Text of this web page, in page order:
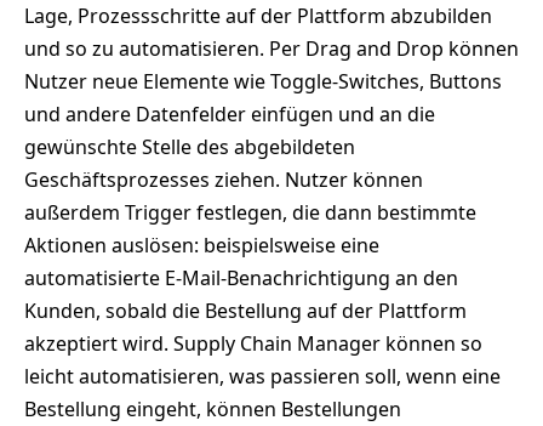
Lage, Prozessschritte auf der Plattform abzubilden
und so zu automatisieren. Per Drag and Drop können
Nutzer neue Elemente wie Toggle-Switches, Buttons
und andere Datenfelder einfügen und an die
gewünschte Stelle des abgebildeten
Geschäftsprozesses ziehen. Nutzer können
außerdem Trigger festlegen, die dann bestimmte
Aktionen auslösen: beispielsweise eine
automatisierte E-Mail-Benachrichtigung an den
Kunden, sobald die Bestellung auf der Plattform
akzeptiert wird. Supply Chain Manager können so
leicht automatisieren, was passieren soll, wenn eine
Bestellung eingeht, können Bestellungen